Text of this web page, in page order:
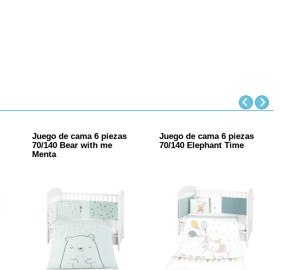
Juego de cama 6 piezas
70/140 Bear with me
Menta
Juego de cama 6 piezas
70/140 Elephant Time